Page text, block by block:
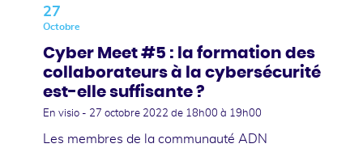
27
Octobre
Cyber Meet #5 : la formation des
collaborateurs à la cybersécurité
est-elle suffisante ?
En visio - 27 octobre 2022 de 18h00 à 19h00
Les membres de la communauté ADN